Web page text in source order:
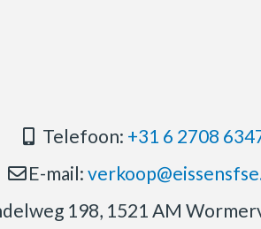
Telefoon: +31 6 2708
E-mail:
198, 1521 AM